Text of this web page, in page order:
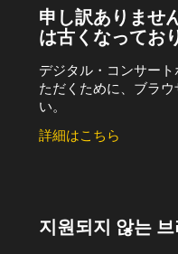
申し訳ありませ
は古くなってお
デジタル・コンサー
ただくために、ブラ
い。
詳細はこちら
지원되지 않는